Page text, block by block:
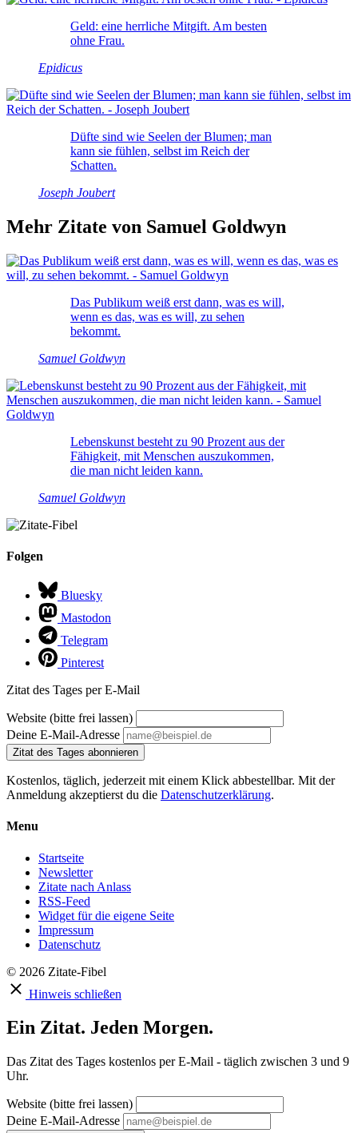
Geld: eine herrliche Mitgift. Am besten
ohne Frau.
Epidicus
Düfte sind wie Seelen der Blumen; man
kann sie fühlen, selbst im Reich der
Schatten.
Joseph Joubert
Mehr Zitate von Samuel Goldwyn
Das Publikum weiß erst dann, was es will,
wenn es das, was es will, zu sehen
bekommt.
Samuel Goldwyn
Lebenskunst besteht zu 90 Prozent aus der
Fähigkeit, mit Menschen auszukommen,
die man nicht leiden kann.
Samuel Goldwyn
Folgen
Bluesky
Mastodon
Telegram
Pinterest
Zitat des Tages per E-Mail
Website (bitte frei lassen)
Deine E-Mail-Adresse
Zitat des Tages abonnieren
Kostenlos, täglich, jederzeit mit einem Klick abbestellbar. Mit der
Anmeldung akzeptierst du die Datenschutzerklärung.
Menu
Startseite
Newsletter
Zitate nach Anlass
RSS-Feed
Widget für die eigene Seite
Impressum
Datenschutz
© 2026 Zitate-Fibel
Hinweis schließen
Ein Zitat. Jeden Morgen.
Das Zitat des Tages kostenlos per E-Mail - täglich zwischen 3 und 9
Uhr.
Website (bitte frei lassen)
Deine E-Mail-Adresse